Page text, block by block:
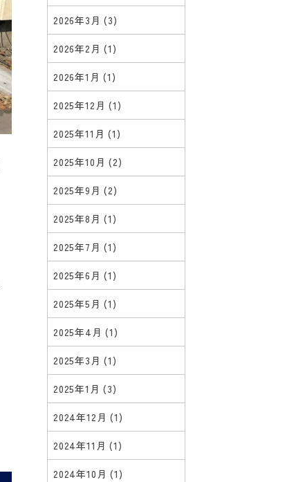
2026年3月(3)
2026年2月(1)
2026年1月(1)
2025年12月(1)
2025年11月(1)
2025年10月(2)
2025年9月(2)
2025年8月(1)
2025年7月(1)
2025年6月(1)
2025年5月(1)
2025年4月(1)
2025年3月(1)
2025年1月(3)
2024年12月(1)
2024年11月(1)
2024年10月(1)